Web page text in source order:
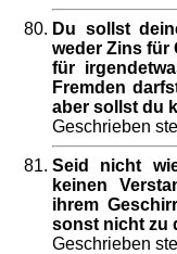
Du sollst
weder Zins für
für
Fremden
aber sollst du
Geschrieben
Seid nicht
keinen
ihrem
sonst nicht zu
Geschrieben